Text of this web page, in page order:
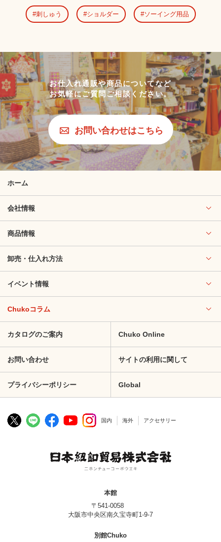
刺しゅう ショルダー ソーイング用品
お仕入れ通販や商品についてなど
お気軽にご質問ご相談ください。
お問い合わせはこちら
ホーム
会社情報
商品情報
卸売・仕入れ方法
イベント情報
Chukoコラム
カタログのご案内 Chuko Online
お問い合わせ サイトの利用に関して
プライバシーポリシー Global
国内 海外 アクセサリー
本館
〒541-0058
大阪市中央区南久宝寺町1-9-7
別館Chuko